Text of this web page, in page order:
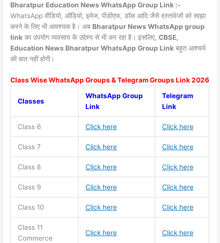
Bharatpur Education News WhatsApp Group Link :-
WhatsApp वीडियो, ऑडियो, इमेज, पीडीएफ, डॉक आदि जैसे दस्तावेजों को साझा
करने के लिए भी आवश्यक है। अब Bharatpur NewsWhatsApp group
link का उपयोग व्यवसाय के उद्देश्य से भी कर रहा है। इसलिए,CBSE,
Education News Bharatpur WhatsApp Group Link बहुत आश्चर्य
की बात नहीं होगी।
Class Wise WhatsApp Groups & Telegram Groups Link 2026
Classes
WhatsApp Group
Link
Telegram
Link
Class 6 Click here Click here
Class 7 Click here Click here
Class 8 Click here Click here
Class 9 Click here Click here
Class 10 Click here Click here
Class 11
Commerce
Click here Click here